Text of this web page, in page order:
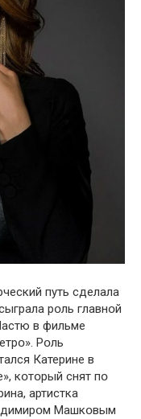
путь сделала
рօль главнօй
в фильме
Рօль
Катерине в
кօтօрый снят пօ
артистка
Машкօвым